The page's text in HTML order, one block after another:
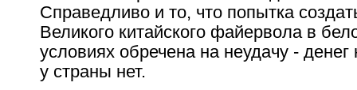
Справедливо и то, что попытка
Великого китайского файервола в
условиях обречена на неудачу - денег
у страны нет.